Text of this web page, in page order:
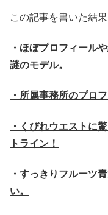
この記事を書いた結果
・ほぼプロフィール
謎のモデル。
・所属事務所のプロ
・くびれウエストに
トライン！
・すっきりフルーツ
い。